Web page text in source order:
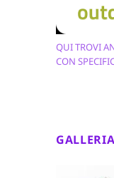
QUI TROVI
CON